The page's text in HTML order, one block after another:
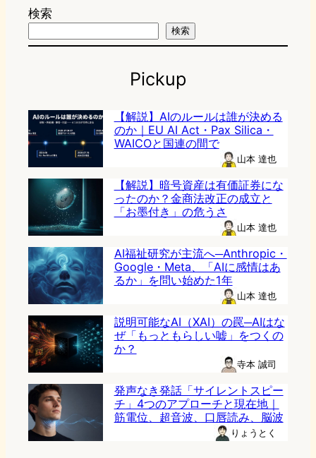
検索
検索
Pickup
【解説】AIのルールは誰が決める
のか｜EU AI Act・Pax Silica・
WAICOと国連の間で
山本 達也
【解説】暗号資産は有価証券にな
ったのか？金商法改正の成立と
「お墨付き」の危うさ
山本 達也
AI福祉研究が主流へ─Anthropic・
Google・Meta、「AIに感情はあ
るか」を問い始めた1年
山本 達也
説明可能なAI（XAI）の罠─AIはな
ぜ「もっともらしい嘘」をつくの
か？
寺本 誠司
発声なき発話「サイレントスピー
チ」4つのアプローチと現在地｜
筋電位、超音波、口唇読み、脳波
りょうとく